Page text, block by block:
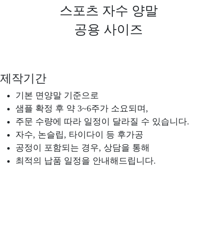
스포츠 자수 양말
공용 사이즈
제작기간
기본 면양말 기준으로
샘플 확정 후 약 3~6주가 소요되며,
주문 수량에 따라 일정이 달라질 수 있습니다.
자수, 논슬립, 타이다이 등 후가공
공정이 포함되는 경우, 상담을 통해
최적의 납품 일정을 안내해드립니다.